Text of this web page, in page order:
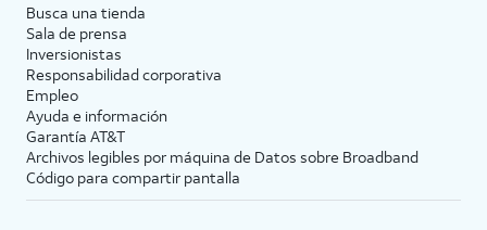
Busca una tienda
Sala de prensa
Inversionistas
Responsabilidad corporativa
Empleo
Ayuda e información
Garantía AT&T
Archivos legibles por máquina de Datos sobre Broadband
Código para compartir pantalla